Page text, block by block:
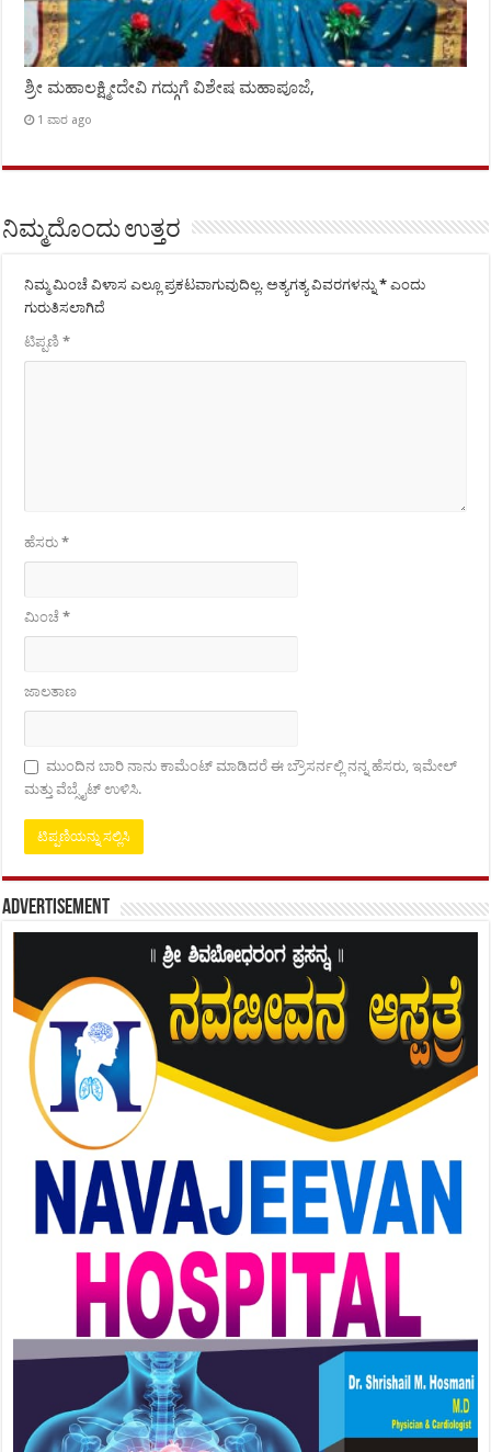
ಶ್ರೀ ಮಹಾಲಕ್ಷ್ಮೀದೇವಿ ಗದ್ಗುಗೆ ವಿಶೇಷ ಮಹಾಪೂಜೆ,
1 ವಾರ ago
ನಿಮ್ಮದೊಂದು ಉತ್ತರ
ನಿಮ್ಮ ಮಿಂಚೆ ವಿಳಾಸ ಎಲ್ಲೂ ಪ್ರಕಟವಾಗುವುದಿಲ್ಲ. ಅತ್ಯಗತ್ಯ ವಿವರಗಳನ್ನು* ಎಂದು
ಗುರುತಿಸಲಾಗಿದೆ
ಟಿಪ್ಪಣಿ*
ಹೆಸರು*
ಮಿಂಚೆ*
ಜಾಲತಾಣ
ಮುಂದಿನ ಬಾರಿ ನಾನು ಕಾಮೆಂಟ್ ಮಾಡಿದರೆ ಈ ಬ್ರೌಸರ್ನಲ್ಲಿ ನನ್ನ ಹೆಸರು, ಇಮೇಲ್
ಮತ್ತು ವೆಬ್ಸೈಟ್ ಉಳಿಸಿ.
Advertisement